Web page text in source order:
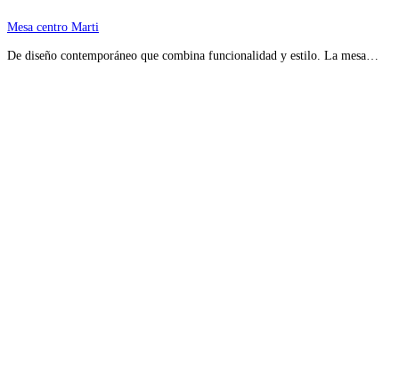
Mesa centro Marti
De diseño contemporáneo que combina funcionalidad y estilo. La mesa…